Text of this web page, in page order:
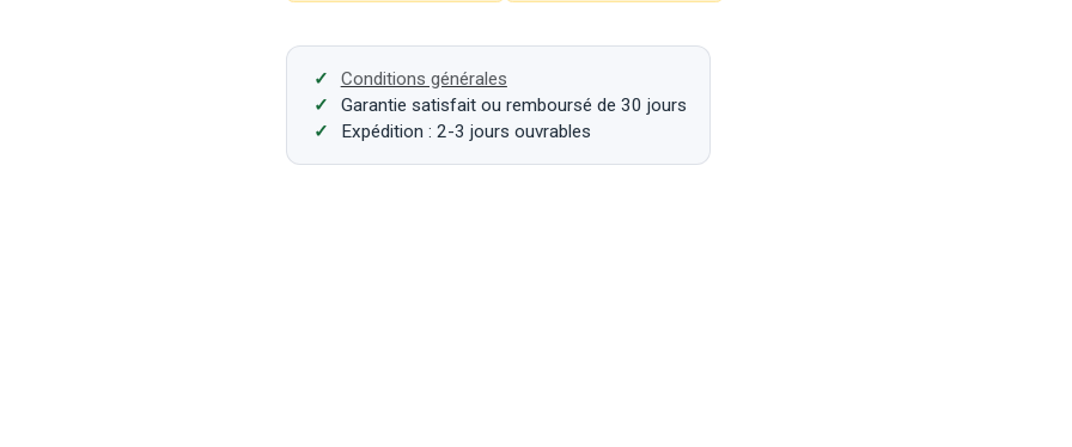
Conditions générales
Garantie satisfait ou remboursé de 30 jours
Expédition : 2-3 jours ouvrables